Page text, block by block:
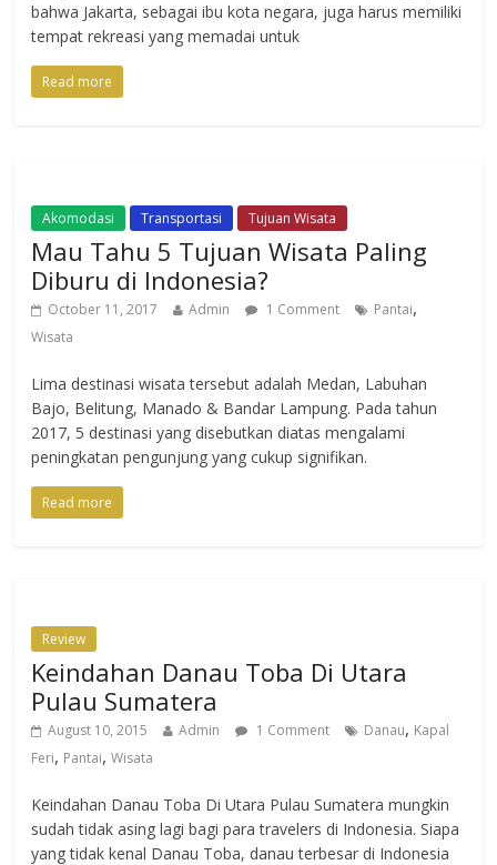
bahwa Jakarta, sebagai ibu kota negara, juga harus memiliki
tempat rekreasi yang memadai untuk
Read more
Akomodasi Transportasi Tujuan Wisata
Mau Tahu 5 Tujuan Wisata Paling
Diburu di Indonesia?
October 11, 2017 Admin 1 Comment Pantai,
Wisata
Lima destinasi wisata tersebut adalah Medan, Labuhan
Bajo, Belitung, Manado & Bandar Lampung. Pada tahun
2017, 5 destinasi yang disebutkan diatas mengalami
peningkatan pengunjung yang cukup signifikan.
Read more
Review
Keindahan Danau Toba Di Utara
Pulau Sumatera
August 10, 2015 Admin 1 Comment Danau, Kapal
Feri, Pantai,Wisata
Keindahan Danau Toba Di Utara Pulau Sumatera mungkin
sudah tidak asing lagi bagi para travelers di Indonesia. Siapa
yang tidak kenal Danau Toba, danau terbesar di Indonesia